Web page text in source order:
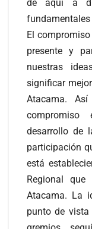
de aquí a
fundamentales
El
presente y
nuestras
significar
Atacama.
desarrollo de
participación
está
Regional
Atacama. La
punto de